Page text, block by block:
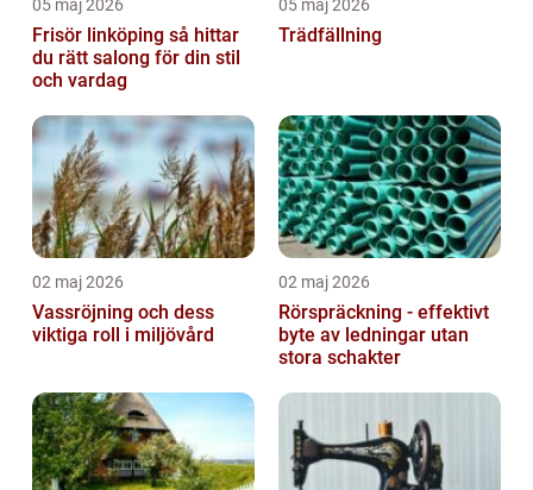
05 maj 2026
Frisör linköping så hittar
du rätt salong för din stil
och vardag
05 maj 2026
Trädfällning
02 maj 2026
Vassröjning och dess
viktiga roll i miljövård
02 maj 2026
Rörspräckning - effektivt
byte av ledningar utan
stora schakter